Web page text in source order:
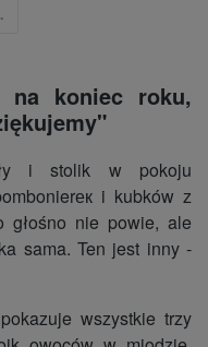
na koniec roku,
i stolik w pokoju
i kubków z
głośno nie powie, ale
sama. Ten jest inny -
wszystkie trzy